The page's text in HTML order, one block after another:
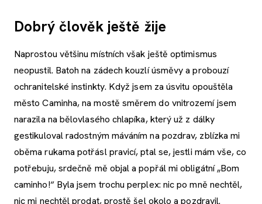
Dobrý člověk ještě žije
Naprostou většinu místních však ještě optimismus
neopustil. Batoh na zádech kouzlí úsměvy a probouzí
ochranitelské instinkty. Když jsem za úsvitu opouštěla
město Caminha, na mostě směrem do vnitrozemí jsem
narazila na bělovlasého chlapíka, který už z dálky
gestikuloval radostným máváním na pozdrav, zblízka mi
oběma rukama potřásl pravicí, ptal se, jestli mám vše, co
potřebuju, srdečně mě objal a popřál mi obligátní „Bom
caminho!“ Byla jsem trochu perplex: nic po mně nechtěl,
nic mi nechtěl prodat, prostě šel okolo a pozdravil.